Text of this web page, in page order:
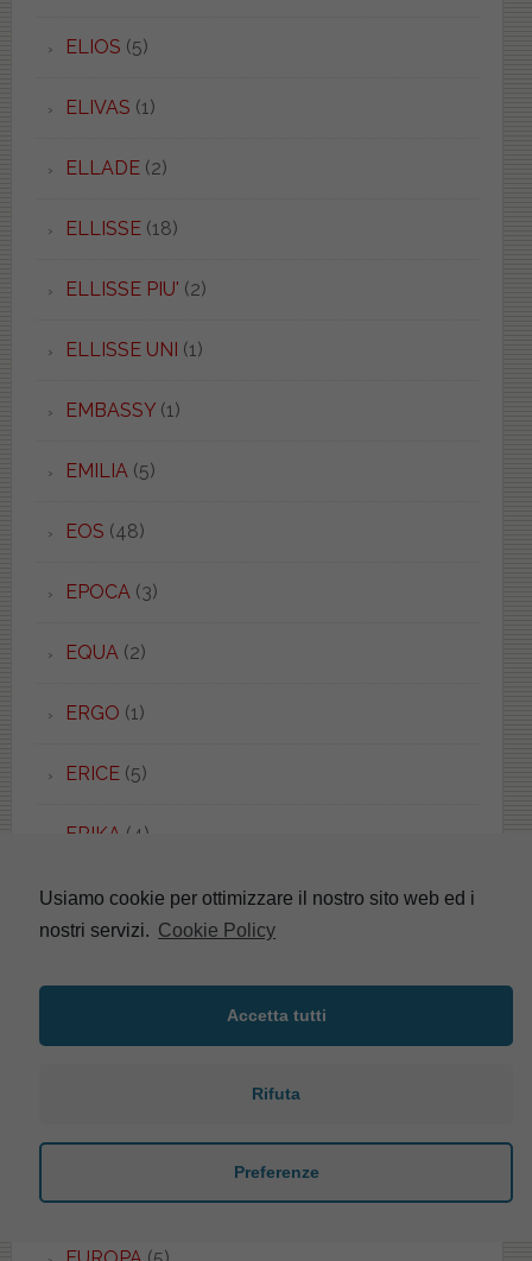
ELIOS (5)
ELIVAS (1)
ELLADE(2)
ELLISSE(18)
ELLISSE PIU' (2)
ELLISSE UNI (1)
EMBASSY(1)
EMILIA(5)
EOS (48)
EPOCA(3)
EQUA(2)
ERGO (1)
ERICE(5)
ERIKA (4)
ESEDRA(8)
EURO(2)
EUROPA(4)
Usiamo cookie per ottimizzare il nostro sito web ed i
nostri servizi. Cookie Policy
Accetta tutti
Rifuta
Preferenze